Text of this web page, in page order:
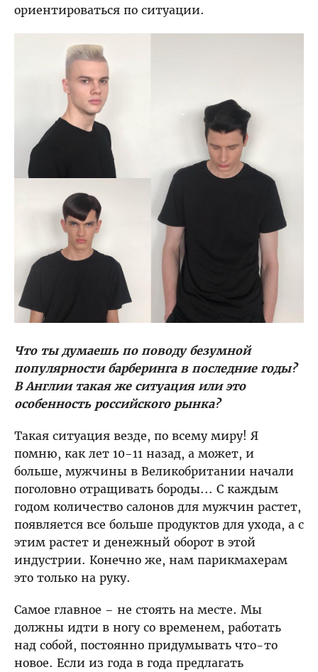
ориентироваться по ситуации.
Что ты думаешь по поводу безумной
популярности барберинга в последние годы?
В Англии такая же ситуация или это
особенность российского рынка?
Такая ситуация везде, по всему миру! Я
помню, как лет 10-11 назад, а может, и
больше, мужчины в Великобритании начали
поголовно отращивать бороды... С каждым
годом количество салонов для мужчин растет,
появляется все больше продуктов для ухода, а с
этим растет и денежный оборот в этой
индустрии. Конечно же, нам парикмахерам
это только на руку.
Самое главное – не стоять на месте. Мы
должны идти в ногу со временем, работать
над собой, постоянно придумывать что-то
новое. Если из года в года предлагать